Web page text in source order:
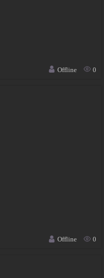
Offline
0
Offline
0